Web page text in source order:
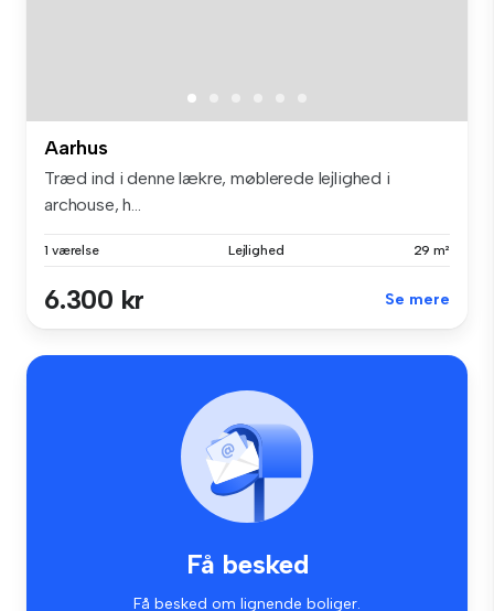
Aarhus
Træd ind i denne lækre, møblerede lejlighed i
archouse, h...
1 værelse Lejlighed 29 m²
6.300 kr Se mere
Få besked
Få besked om lignende boliger.